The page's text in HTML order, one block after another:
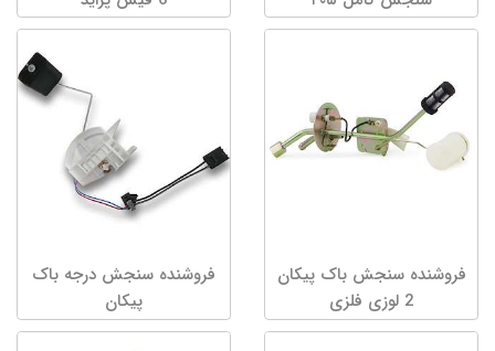
فروشنده سنجش باک پیکان
2 لوزی فلزی
فروشنده سنجش درجه باک
پیکان